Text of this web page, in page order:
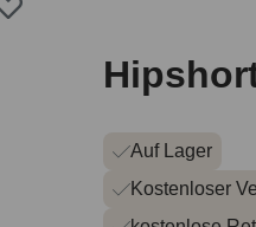
Auf Lager
Kostenloser